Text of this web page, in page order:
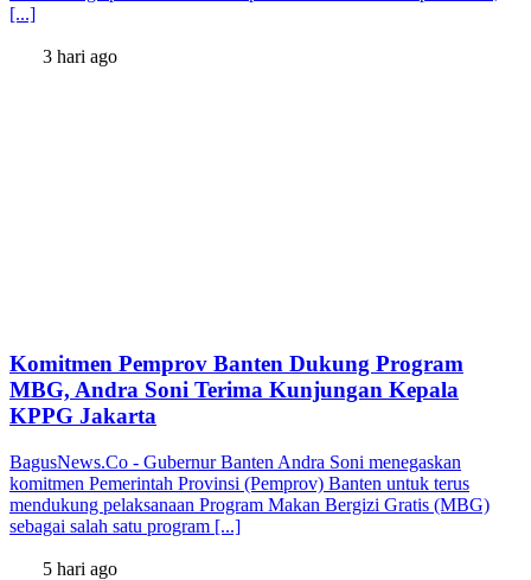
[...]
3 hari ago
Komitmen Pemprov Banten Dukung Program
MBG, Andra Soni Terima Kunjungan Kepala
KPPG Jakarta
BagusNews.Co - Gubernur Banten Andra Soni menegaskan
komitmen Pemerintah Provinsi (Pemprov) Banten untuk terus
mendukung pelaksanaan Program Makan Bergizi Gratis (MBG)
sebagai salah satu program [...]
5 hari ago